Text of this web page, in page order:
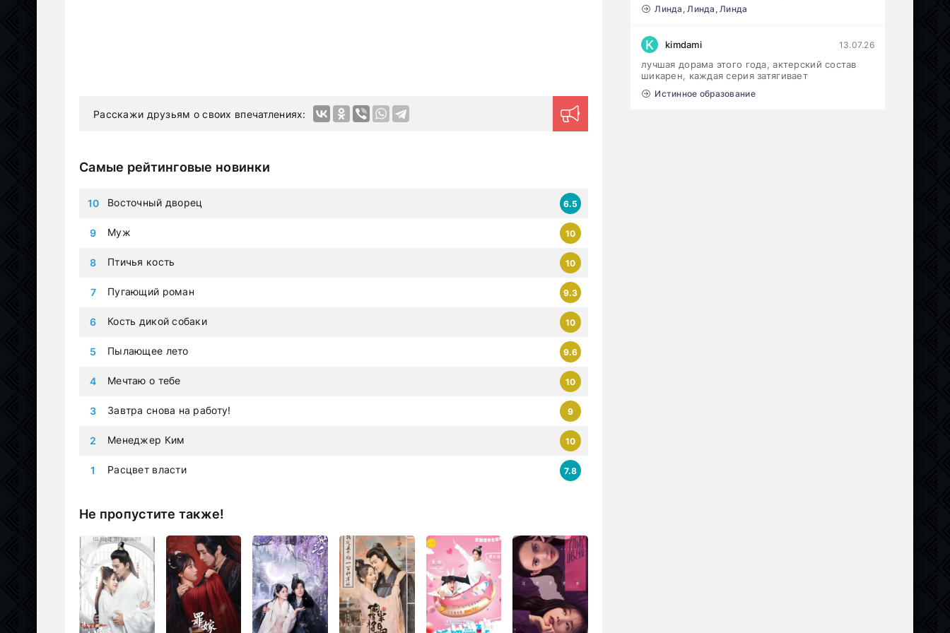
Расскажи друзьям о своих впечатлениях:
Самые рейтинговые новинки
Расцвет власти 7.8
Менеджер Ким 10
Завтра снова на работу! 9
Мечтаю о тебе 10
Пылающее лето 9.6
Кость дикой собаки 10
Пугающий роман 9.3
Птичья кость 10
Муж 10
Восточный дворец 6.5
Не пропустите также!
Линда, Линда, Линда
K kimdami 13.07.26
лучшая дорама этого года, актерский состав
шикарен, каждая серия затягивает
Истинное образование